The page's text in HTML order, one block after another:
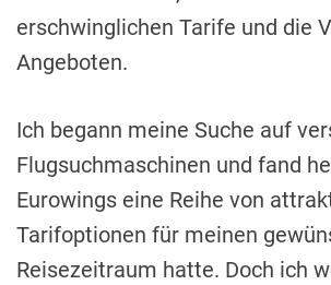
erschwinglichen Tarife und die
Angeboten.
Ich begann meine Suche auf
Flugsuchmaschinen und fand
Eurowings eine Reihe von
Tarifoptionen für meinen
Reisezeitraum hatte. Doch ich